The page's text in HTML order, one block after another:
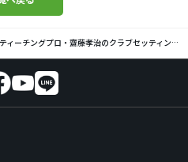
齋藤孝治のクラブセッティング｜ゴルフバッグの中身、見せてもらいました【No.17】